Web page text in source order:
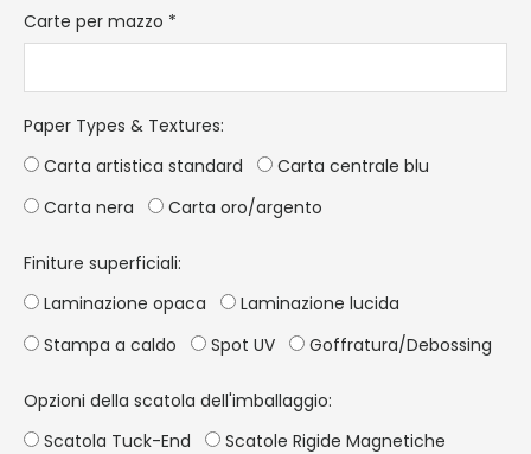
Carte per mazzo *
Paper Types & Textures:
Carta artistica standard
Carta centrale blu
Carta nera
Carta oro/argento
Finiture superficiali:
Laminazione opaca
Laminazione lucida
Stampa a caldo
Spot UV Goffratura/Debossing
Opzioni della scatola dell'imballaggio:
Scatola Tuck-End
Scatole Rigide Magnetiche